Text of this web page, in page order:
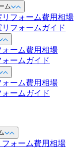
ム
リフォーム費用相場
リフォームガイド
ォーム費用相場
ォームガイド
ーム費用相場
ームガイド
フォーム費用相場